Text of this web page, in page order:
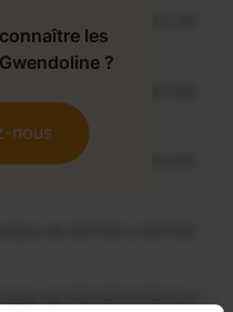
de 00:00 à 00:00
de 00:00 à 00:00
les
?
nous